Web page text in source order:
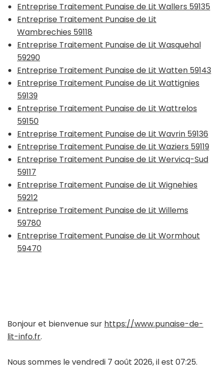
Entreprise Traitement Punaise de Lit Wallers 59135
Entreprise Traitement Punaise de Lit
Wambrechies 59118
Entreprise Traitement Punaise de Lit Wasquehal
59290
Entreprise Traitement Punaise de Lit Watten 59143
Entreprise Traitement Punaise de Lit Wattignies
59139
Entreprise Traitement Punaise de Lit Wattrelos
59150
Entreprise Traitement Punaise de Lit Wavrin 59136
Entreprise Traitement Punaise de Lit Waziers 59119
Entreprise Traitement Punaise de Lit Wervicq-Sud
59117
Entreprise Traitement Punaise de Lit Wignehies
59212
Entreprise Traitement Punaise de Lit Willems
59780
Entreprise Traitement Punaise de Lit Wormhout
59470
Bonjour et bienvenue sur https://www.punaise-de-
lit-info.fr.
Nous sommes le vendredi 7 août 2026, il est 07:25.